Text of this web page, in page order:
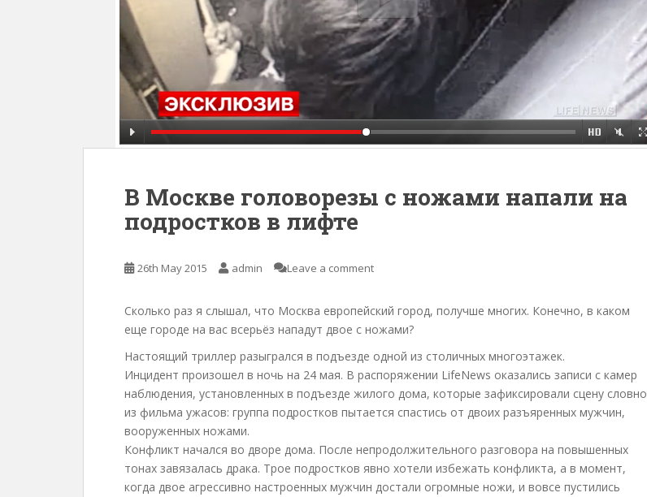
В Москве головорезы с ножами напали на
подростков в лифте
26th May 2015 admin Leave a comment
Сколько раз я слышал, что Москва европейский город, получше многих. Конечно, в каком
еще городе на вас всерьёз нападут двое с ножами?
Настоящий триллер разыгрался в подъезде одной из столичных многоэтажек.
Инцидент произошел в ночь на 24 мая. В распоряжении LifeNews оказались записи с камер
наблюдения, установленных в подъезде жилого дома, которые зафиксировали сцену словно
из фильма ужасов: группа подростков пытается спастись от двоих разъяренных мужчин,
вооруженных ножами.
Конфликт начался во дворе дома. После непродолжительного разговора на повышенных
тонах завязалась драка. Трое подростков явно хотели избежать конфликта, а в момент,
когда двое агрессивно настроенных мужчин достали огромные ножи, и вовсе пустились